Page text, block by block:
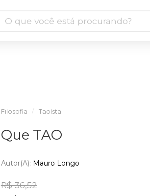
Filosofia Taoísta
Que TAO
Autor(a): Mauro Longo
R$ 36,52